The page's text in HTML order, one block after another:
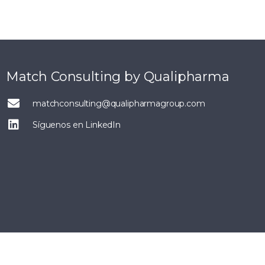
Match Consulting by Qualipharma
matchconsulting@qualipharmagroup.com
Síguenos en LinkedIn